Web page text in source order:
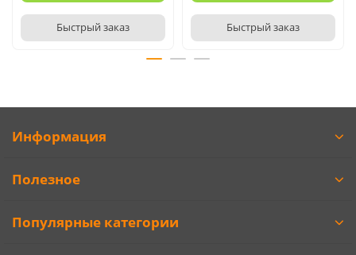
Быстрый заказ Быстрый заказ
Информация
Полезное
Популярные категории